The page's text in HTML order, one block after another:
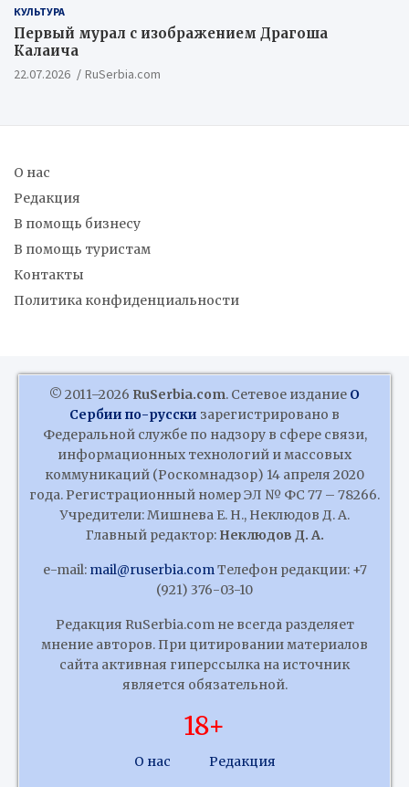
КУЛЬТУРА
Первый мурал с изображением Драгоша
Калаича
22.07.2026 RuSerbia.com
О нас
Редакция
В помощь бизнесу
В помощь туристам
Контакты
Политика конфиденциальности
© 2011–2026 RuSerbia.com. Сетевое издание О
Сербии по-русски зарегистрировано в
Федеральной службе по надзору в сфере связи,
информационных технологий и массовых
коммуникаций (Роскомнадзор) 14 апреля 2020
года. Регистрационный номер ЭЛ № ФС 77 – 78266.
Учредители: Мишнева Е. Н., Неклюдов Д. А.
Главный редактор: Неклюдов Д. А.
e-mail: mail@ruserbia.comТелефон редакции: +7
(921) 376-03-10
Редакция RuSerbia.com не всегда разделяет
мнение авторов. При цитировании материалов
сайта активная гиперссылка на источник
является обязательной.
18+
О нас Редакция